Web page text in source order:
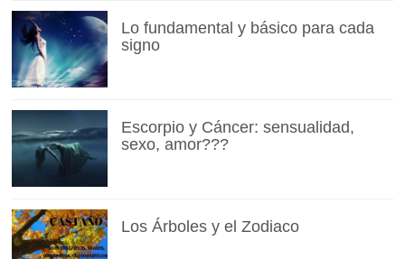
Lo fundamental y básico para cada
signo
Escorpio y Cáncer: sensualidad,
sexo, amor???
Los Árboles y el Zodiaco